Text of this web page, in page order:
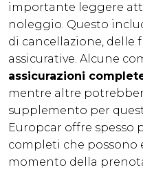
importante leggere
noleggio. Questo
di cancellazione, delle
assicurative. Alcune
assicurazioni
mentre altre
supplemento per
Europcar offre spesso
completi che possono
momento della